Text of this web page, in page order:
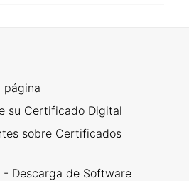
página
su Certificado Digital
sobre Certificados
Descarga de Software